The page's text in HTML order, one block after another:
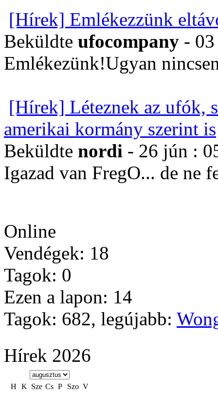
[Hírek] Emlékezzünk
Beküldte ufocompany -
Emlékezünk!Ugyan
[Hírek] Léteznek az ufók,
amerikai kormány szerint is
Beküldte nordi - 26 jún :
Igazad van FregO... de ne
Online
Vendégek: 18
Tagok: 0
Ezen a lapon: 14
Tagok: 682, legújabb:
Hírek 2026
H K Sze Cs P Szo V